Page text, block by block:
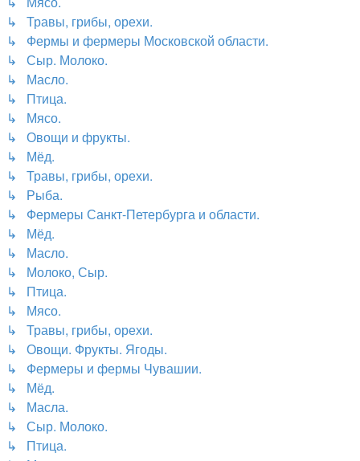
↳ Травы, грибы, орехи.
↳ Фермы и фермеры Московской области.
↳ Сыр. Молоко.
↳ Масло.
↳ Птица.
↳ Мясо.
↳ Овощи и фрукты.
↳ Мёд.
↳ Травы, грибы, орехи.
↳ Рыба.
↳ Фермеры Санкт-Петербурга и области.
↳ Мёд.
↳ Масло.
↳ Молоко, Сыр.
↳ Птица.
↳ Мясо.
↳ Травы, грибы, орехи.
↳ Овощи. Фрукты. Ягоды.
↳ Фермеры и фермы Чувашии.
↳ Мёд.
↳ Масла.
↳ Сыр. Молоко.
↳ Птица.